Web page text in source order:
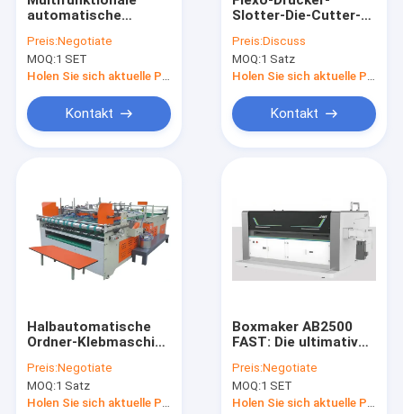
Qualitätskontrolle
Kontaktieren Sie uns
Maschine zum Schützen von Papierkanten
Ordner Gluer-Maschine
Flexo-Drucker Slotter Die Cutter
automatische
Preis:Negotiate
MOQ:1 SET
Kontakt
Slotter-Die-Cutter-
Linienführer für
effiziente
Wellverpackungen
Preis:Discuss
MOQ:1 Satz
Kontakt
Halbautomatische
Ordner-Klebmaschine
Kartonfalte- und
Kleblösung
Preis:Negotiate
MOQ:1 Satz
Holen Sie sich aktuelle Preis
Boxmaker AB2500
FAST: Die ultimative
Produktion von
Kartons in kleinen
Stückzahlen mit
Preis:Negotiate
MOQ:1 SET
Holen Sie sich aktuelle Preis